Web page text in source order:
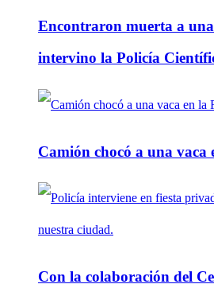
Encontraron muerta a una
intervino la Policía
Camión chocó a una vaca
Con la colaboración del